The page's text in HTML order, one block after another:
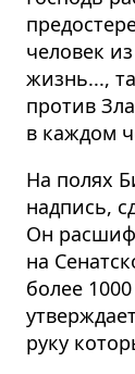
человек
жизнь...,
против
в каждом
На полях
надпись,
Он
на
более
руку